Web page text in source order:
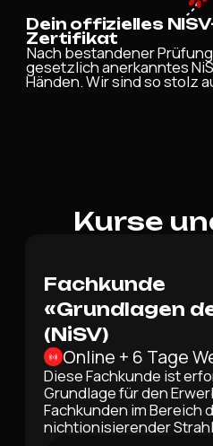
Dein offizielles
Zertifikat
Nach bestandener
gesetzlich anerkanntes
Händen. Wir sind so stolz
Kurse
Fachkunde
«Grundlagen
(NiSV)
Online + 6 Tage
Diese Fachkunde ist
Grundlage für den
Fachkunden im Bereich
nichtionisierender